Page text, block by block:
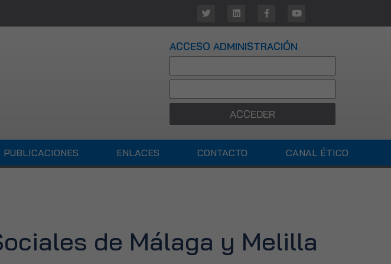
ACCESO ADMINISTRACIÓN
ACCEDER
PUBLICACIONES ENLACES CONTACTO CANAL ÉTICO
de Málaga y Melilla